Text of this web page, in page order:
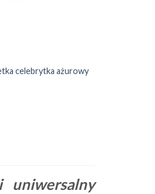
celebrytka ażurowy
uniwersalny